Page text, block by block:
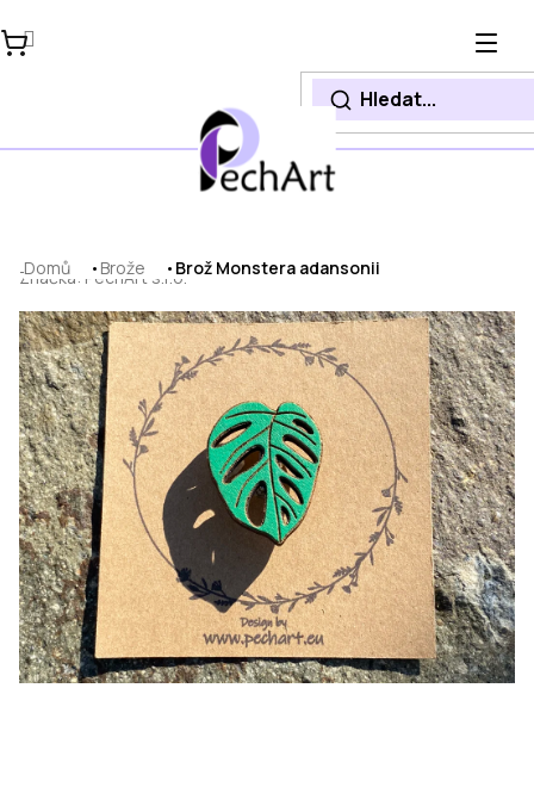
na
obsah
Domů Brože Brož Monstera adansonii
Značka: PechArt s.r.o.